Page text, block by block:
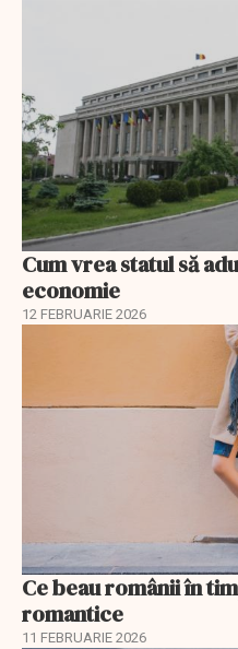
Cum vrea statul să
economie
12 FEBRUARIE 2026
Ce beau românii în
romantice
11 FEBRUARIE 2026